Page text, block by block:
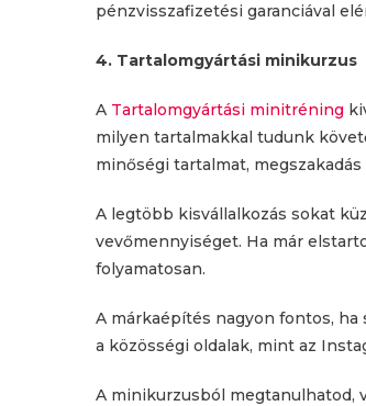
pénzvisszafizetési garanciával
4. Tartalomgyártási minikurzus
A Tartalomgyártási minitréning
milyen tartalmakkal tudunk
minőségi tartalmat, megszakadás
A legtöbb kisvállalkozás sokat
vevőmennyiséget. Ha már
folyamatosan.
A márkaépítés nagyon fontos,
a közösségi oldalak, mint az
A minikurzusból megtanulhatod,